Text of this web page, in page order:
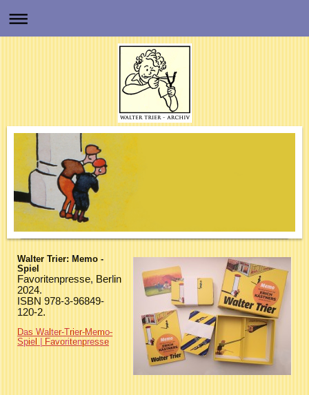
Walter Trier: Memo -
Spiel
Favoritenpresse, Berlin
2024.
ISBN 978-3-96849-
120-2.
Das Walter-Trier-Memo-
Spiel | Favoritenpresse